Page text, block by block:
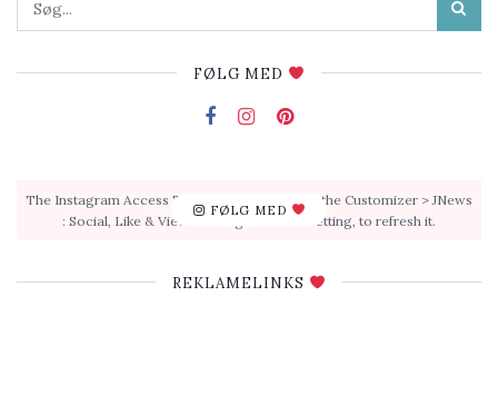
FØLG MED
FØLG MED
The Instagram Access Token is expired, Go to the Customizer > JNews
: Social, Like & View > Instagram Feed Setting, to refresh it.
REKLAMELINKS